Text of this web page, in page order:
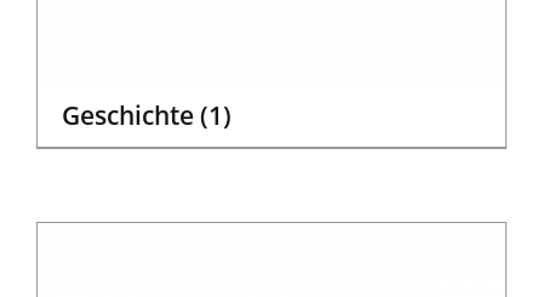
Geschichte (1)